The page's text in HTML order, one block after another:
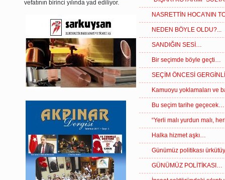
vefatının birinci yılında yad ediliyor.
NASRETTİN HOCA’NIN
NEDEN BÖYLE OLDU?...
SANDIĞIN SESİ…
Bir seçimde böyle geçti…
SEÇİM ÖNCESİ
Kamuoyu yoklamaları ve
Bu seçim tarihe geçecek…
“Yerli malı yurdun malı,
Halka hizmet aşkı…
Günümüz politikası
GÜNÜMÜZ POLİTİKASI…